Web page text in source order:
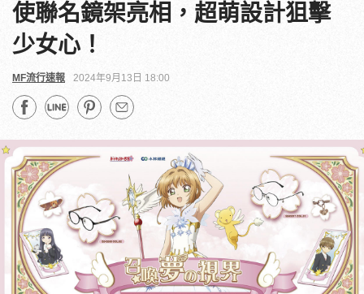
使聯名鏡架亮相，超萌設計狙擊
少女心！
MF流行速報 2024年9月13日 18:00